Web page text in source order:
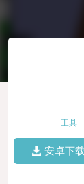
工具
安卓下载